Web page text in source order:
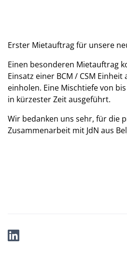
Erster Mietauftrag für unsere
Einen besonderen Mietauftrag
Einsatz einer BCM / CSM Einheit
einholen. Eine Mischtiefe von
in kürzester Zeit ausgeführt.
Wir bedanken uns sehr, für die
Zusammenarbeit mit JdN aus